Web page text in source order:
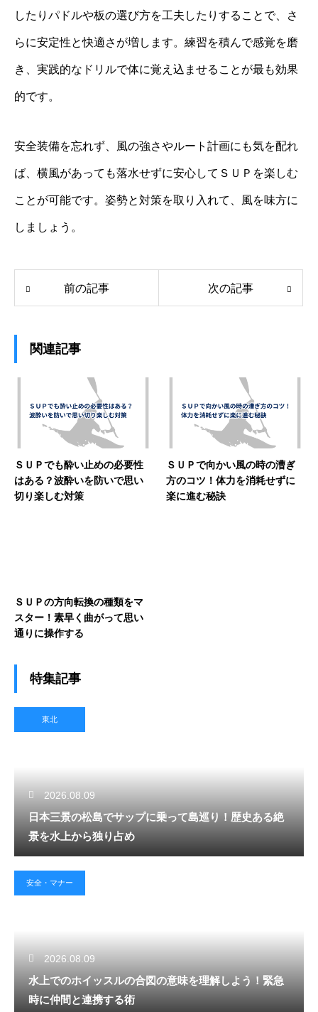
したりパドルや板の選び方を工夫したりすることで、さ
らに安定性と快適さが増します。練習を積んで感覚を磨
き、実践的なドリルで体に覚え込ませることが最も効果
的です。
安全装備を忘れず、風の強さやルート計画にも気を配れ
ば、横風があっても落水せずに安心してＳＵＰを楽しむ
ことが可能です。姿勢と対策を取り入れて、風を味方に
しましょう。
前の記事 次の記事
関連記事
ＳＵＰでも酔い止めの必要性
はある？波酔いを防いで思い
切り楽しむ対策
ＳＵＰで向かい風の時の漕ぎ
方のコツ！体力を消耗せずに
楽に進む秘訣
ＳＵＰの方向転換の種類をマ
スター！素早く曲がって思い
通りに操作する
特集記事
東北
2026.08.09
日本三景の松島でサップに乗って島巡り！歴史ある絶
景を水上から独り占め
安全・マナー
2026.08.09
水上でのホイッスルの合図の意味を理解しよう！緊急
時に仲間と連携する術